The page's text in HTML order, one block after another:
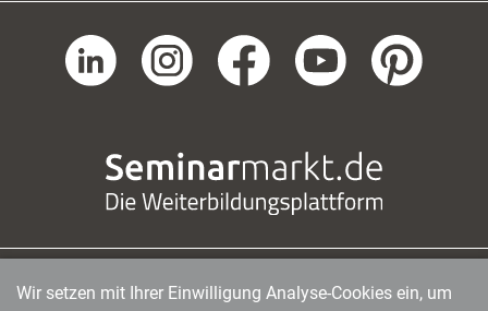
managerSeminare Verlags GmbH | Endenicher Str. 41
|
Wir setzen mit Ihrer Einwilligung Analyse-Cookies ein, um